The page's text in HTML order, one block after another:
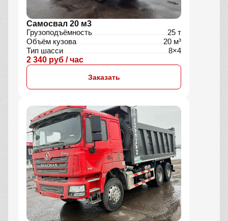
Самосвал 20 м3
Грузоподъёмность
25 т
Объём кузова
20 м³
Тип шасси
8×4
2 340 руб / час
Заказать